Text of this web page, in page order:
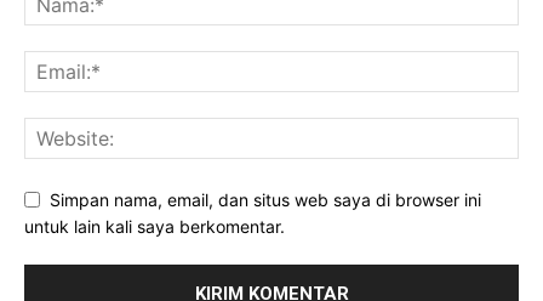
Simpan nama, email, dan situs web saya di browser ini
untuk lain kali saya berkomentar.